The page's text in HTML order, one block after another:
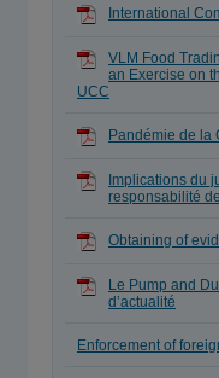
International
VLM Food
an Exercise on
UCC
Pandémie de la
Implications du
responsabilité
Obtaining of
Le Pump and
d’actualité
Enforcement of